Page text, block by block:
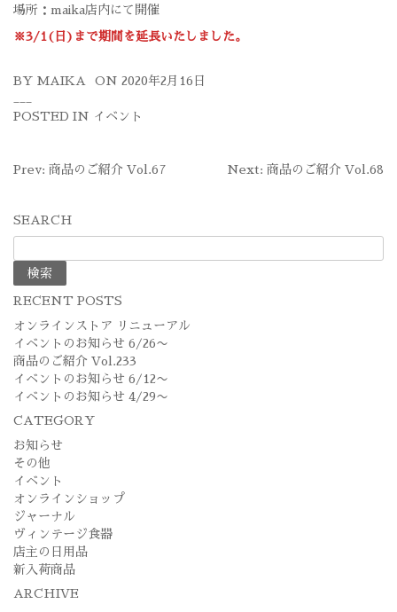
場所：maika店内にて開催
※3/1(日)まで期間を延長いたしました。
BY MAIKA ON 2020年2月16日
POSTED IN イベント
投
ナ
ビ
ゲ
ー
シ
ョ
ン
Prev: 商品のご紹介 Vol.67 Next: 商品のご紹介 Vol.68
SEARCH
索:
RECENT POSTS
オンラインストア リニューアル
イベントのお知らせ 6/26〜
商品のご紹介 Vol.233
イベントのお知らせ 6/12〜
イベントのお知らせ 4/29〜
CATEGORY
お知らせ
その他
イベント
オンラインショップ
ジャーナル
ヴィンテージ食器
店主の日用品
新入荷商品
ARCHIVE